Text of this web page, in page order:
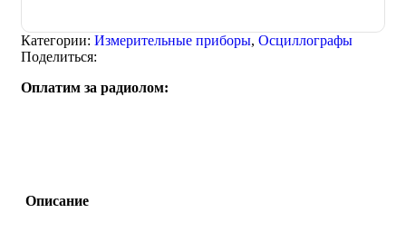
Категории: Измерительные приборы, Осциллографы
Поделиться:
Оплатим за радиолом:
Описание